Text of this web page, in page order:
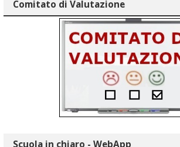
Comitato di Valutazione
Scuola in chiaro - WebApp